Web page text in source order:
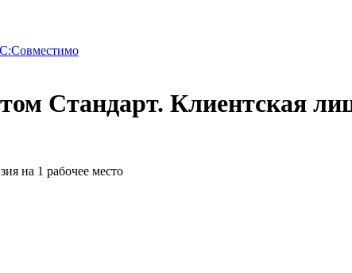
Стандарт. Клиентcкая
на 1 рабочее место